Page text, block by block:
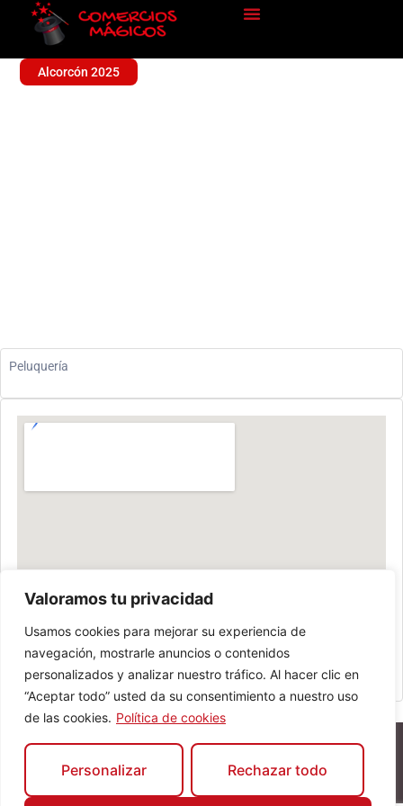
Valoramos tu privacidad
Usamos cookies para mejorar su experiencia de
navegación, mostrarle anuncios o contenidos
personalizados y analizar nuestro tráfico. Al hacer clic en
“Aceptar todo” usted da su consentimiento a nuestro uso
de las cookies. Política de cookies
Personalizar Rechazar todo
Alcorcón 2025
Peluquería